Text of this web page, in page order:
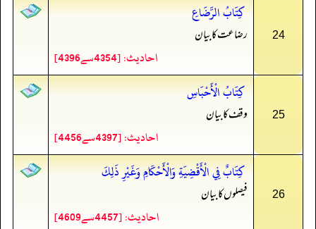
24
كِتَابُ الرَّضَاعِ
رضاعت کا بیان
احادیث: [4354سے4396]
25
كِتَابُ الْأَحْبَاسِ
وقف کا بیان
احادیث: [4397سے4456]
26
كِتَابٌ فِي الْأَقْضِيَةِ وَالْأَحْكَامِ وَغَيْرِ ذَلِكَ
فیصلوں کا بیان
احادیث: [4457سے4609]